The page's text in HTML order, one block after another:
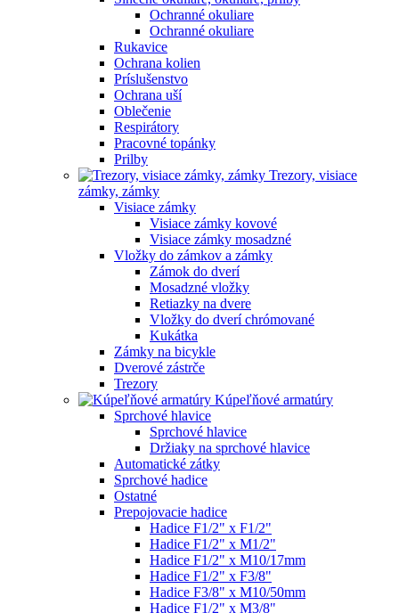
Ochranné okuliare
Ochranné okuliare
Rukavice
Ochrana kolien
Príslušenstvo
Ochrana uší
Oblečenie
Respirátory
Pracovné topánky
Prilby
Trezory, visiace
zámky, zámky
Visiace zámky
Visiace zámky kovové
Visiace zámky mosadzné
Vložky do zámkov a zámky
Zámok do dverí
Mosadzné vložky
Retiazky na dvere
Vložky do dverí chrómované
Kukátka
Zámky na bicykle
Dverové zástrče
Trezory
Kúpeľňové armatúry
Sprchové hlavice
Sprchové hlavice
Držiaky na sprchové hlavice
Automatické zátky
Sprchové hadice
Ostatné
Prepojovacie hadice
Hadice F1/2" x F1/2"
Hadice F1/2" x M1/2"
Hadice F1/2" x M10/17mm
Hadice F1/2" x F3/8"
Hadice F3/8" x M10/50mm
Hadice F1/2" x M3/8"